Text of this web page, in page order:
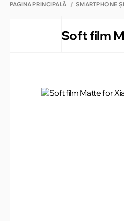
PAGINA PRINCIPALĂ SMARTPHONE
Soft film